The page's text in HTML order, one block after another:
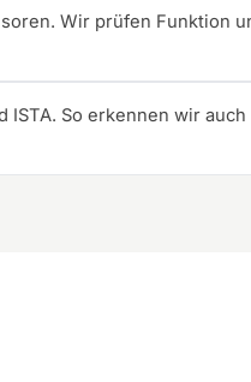
Wir prüfen Funktion
ISTA. So erkennen wir auch